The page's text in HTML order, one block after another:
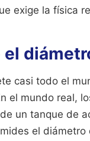
exige la física
el
casi todo el
el mundo real,
un tanque de
el